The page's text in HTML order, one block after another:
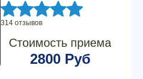
314 отзывов
Стоимость приема
2800 Руб